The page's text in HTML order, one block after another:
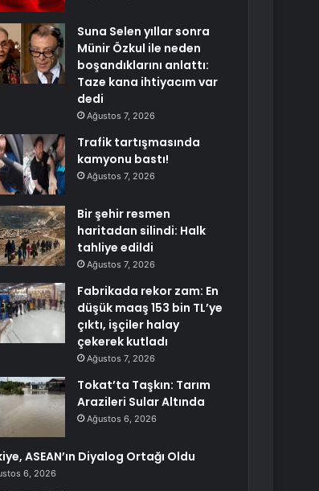
Suna Selen yıllar sonra
Münir Özkul ile neden
boşandıklarını anlattı:
Taze kana ihtiyacım var
dedi
Ağustos 7, 2026
Trafik tartışmasında
kamyonu bastı!
Ağustos 7, 2026
Bir şehir resmen
haritadan silindi: Halk
tahliye edildi
Ağustos 7, 2026
Fabrikada rekor zam: En
düşük maaş 153 bin TL’ye
çıktı, işçiler halay
çekerek kutladı
Ağustos 7, 2026
Tokat’ta Taşkın: Tarım
Arazileri Sular Altında
Ağustos 6, 2026
ASEAN’ın Diyalog Ortağı Oldu
6, 2026